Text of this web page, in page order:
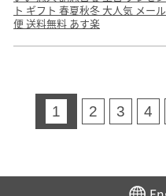
ト ギフト 春夏秋冬 大人気 メール
便 送料無料 あす楽
1 2 3 4